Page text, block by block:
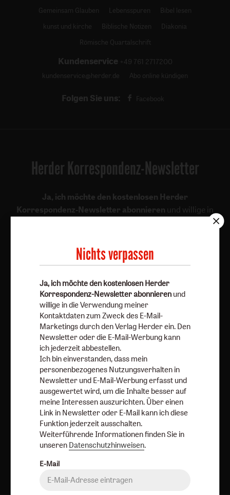
Gemeinsam Glauben
Lebensspuren
Bibel lesen
kunst und kirche
Biblische Notizen
Diakonia
Römische Quartalschrift
Kundenservice +49 761 2717200
kundenservice@herder.de
Abo online kündigen
Folgen Sie uns: Facebook
Herder Korrespondenz-Newsletter
Ja, ich möchte den kostenlosen Herder
Korrespondenz-Newsletter abonnieren und willige in
die Verwendung meiner Kontaktdaten zum Zweck des E-
Newsletter oder die E-Mail-Werbung kann ich jederzeit
abbestellen.
Nutzungsverhalten in Newsletter und E-Mail-Werbung
erfasst und ausgewertet wird, um die Inhalte besser auf
meine Interessen auszurichten. Über einen Link in
Newsletter oder E-Mail kann ich diese Funktion jederzeit
ausschalten.
Weiterführende Informationen finden Sie in unseren
Datenschutzhinweisen
Jetzt anmelden
Nichts verpassen
Ja, ich möchte den kostenlosen Herder
Korrespondenz-Newsletter abonnieren und
willige in die Verwendung meiner
Kontaktdaten zum Zweck des E-Mail-
Marketings durch den Verlag Herder ein. Den
Newsletter oder die E-Mail-Werbung kann
ich jederzeit abbestellen.
Ich bin einverstanden, dass mein
personenbezogenes Nutzungsverhalten in
Newsletter und E-Mail-Werbung erfasst und
ausgewertet wird, um die Inhalte besser auf
meine Interessen auszurichten. Über einen
Link in Newsletter oder E-Mail kann ich diese
Funktion jederzeit ausschalten.
Weiterführende Informationen finden Sie in
unseren Datenschutzhinweisen.
E-Mail